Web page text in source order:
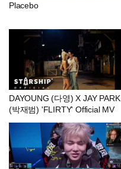
Placebo
DAYOUNG (다영) X JAY PARK
(박재범) 'FLIRTY' Official MV